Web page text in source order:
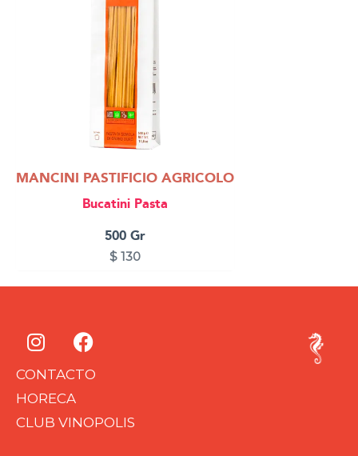
MANCINI PASTIFICIO AGRICOLO
Bucatini Pasta
500 Gr
$ 130
I
n
s
t
a
g
F
a
c
o
CONTACTO
HORECA
CLUB VINOPOLIS